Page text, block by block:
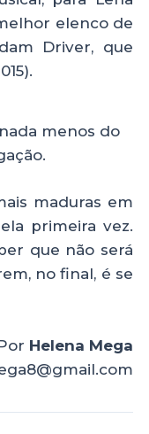
elenco de
Driver, que
menos do
maduras em
primeira vez.
que não será
no final, é se
Helena Mega